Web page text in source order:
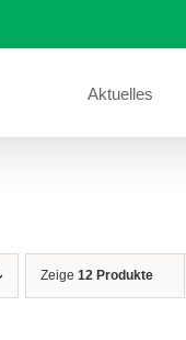
Aktuelles
Zeige 12 Produkte